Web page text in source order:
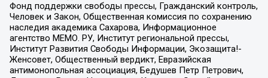
Фонд поддержки свободы прессы, Гражданский контроль,
Человек и Закон, Общественная комиссия по сохранению
наследия академика Сахарова, Информационное
агентство МЕМО. РУ, Институт региональной прессы,
Институт Развития Свободы Информации, Экозащита!-
Женсовет, Общественный вердикт, Евразийская
антимонопольная ассоциация, Бедушев Петр Петрович,